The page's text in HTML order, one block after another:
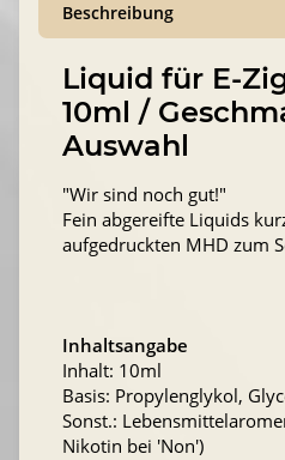
Beschreibung
Liquid für E-
10ml /
Auswahl
"Wir sind noch gut!"
Fein abgereifte Liquids
aufgedruckten MHD zum
Inhaltsangabe
Inhalt: 10ml
Basis: Propylenglykol,
Sonst.:
Nikotin bei 'Non')